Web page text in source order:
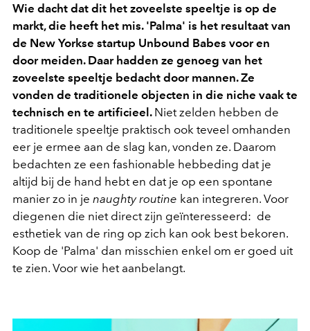
Wie dacht dat dit het zoveelste speeltje is op de
markt, die heeft het mis. 'Palma' is het resultaat van
de New Yorkse startup Unbound Babes voor en
door meiden. Daar hadden ze genoeg van het
zoveelste speeltje bedacht door mannen. Ze
vonden de traditionele objecten in die niche vaak te
technisch en te artificieel. Niet zelden hebben de
traditionele speeltje praktisch ook teveel omhanden
eer je ermee aan de slag kan, vonden ze. Daarom
bedachten ze een fashionable hebbeding dat je
altijd bij de hand hebt en dat je op een spontane
manier zo in je naughty routine kan integreren. Voor
diegenen die niet direct zijn geïnteresseerd: de
esthetiek van de ring op zich kan ook best bekoren.
Koop de 'Palma' dan misschien enkel om er goed uit
te zien. Voor wie het aanbelangt.